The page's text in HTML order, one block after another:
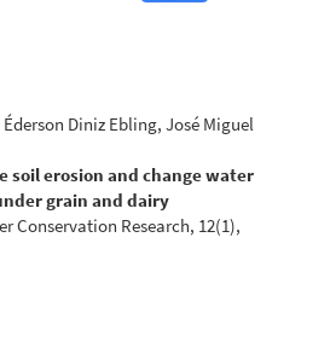
Diniz Ebling, José Miguel
soil erosion and change water
grain and dairy
Conservation Research, 12(1),